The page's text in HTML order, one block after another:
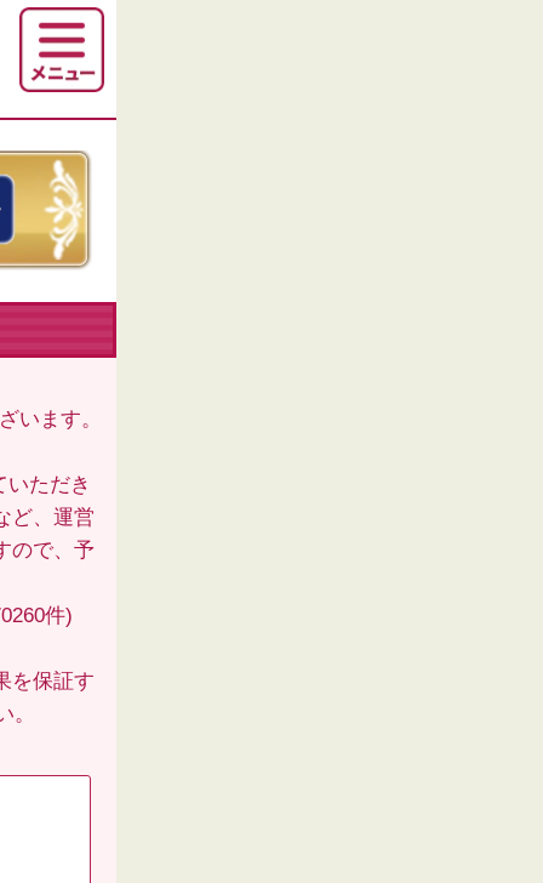
います。
ただき
ど、運営
ので、予
件)
を保証す
。